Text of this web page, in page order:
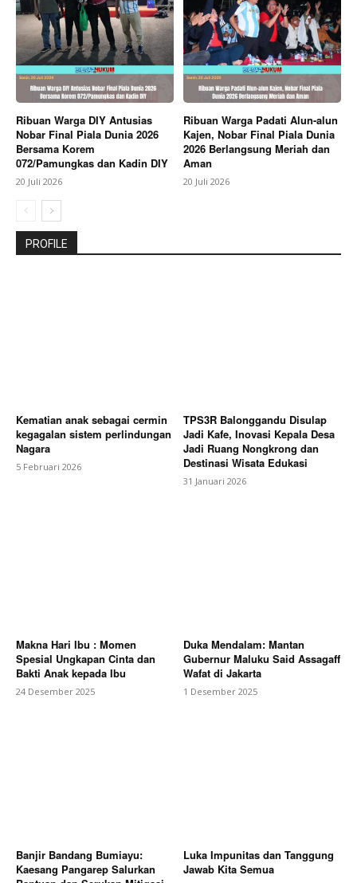
Ribuan Warga DIY Antusias
Nobar Final Piala Dunia 2026
Bersama Korem
072/Pamungkas dan Kadin DIY
20 Juli 2026
Ribuan Warga Padati Alun-alun
Kajen, Nobar Final Piala Dunia
2026 Berlangsung Meriah dan
Aman
20 Juli 2026
PROFILE
Kematian anak sebagai cermin
kegagalan sistem perlindungan
Nagara
5 Februari 2026
TPS3R Balonggandu Disulap
Jadi Kafe, Inovasi Kepala Desa
Jadi Ruang Nongkrong dan
Destinasi Wisata Edukasi
31 Januari 2026
Makna Hari Ibu : Momen
Spesial Ungkapan Cinta dan
Bakti Anak kepada Ibu
24 Desember 2025
Duka Mendalam: Mantan
Gubernur Maluku Said Assagaff
Wafat di Jakarta
1 Desember 2025
Banjir Bandang Bumiayu:
Kaesang Pangarep Salurkan
Luka Impunitas dan Tanggung
Jawab Kita Semua